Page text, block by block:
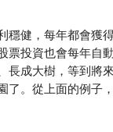
穩健，每年都會獲
票投資也會每年自
長成大樹，等到將
了。從上面的例子